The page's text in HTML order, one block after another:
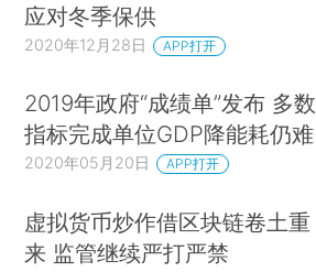
应对冬季保供
2020年12月28日 APP打开
2019年政府“成绩单”发布 多数
指标完成单位GDP降能耗仍难
2020年05月20日 APP打开
虚拟货币炒作借区块链卷土重
来 监管继续严打严禁